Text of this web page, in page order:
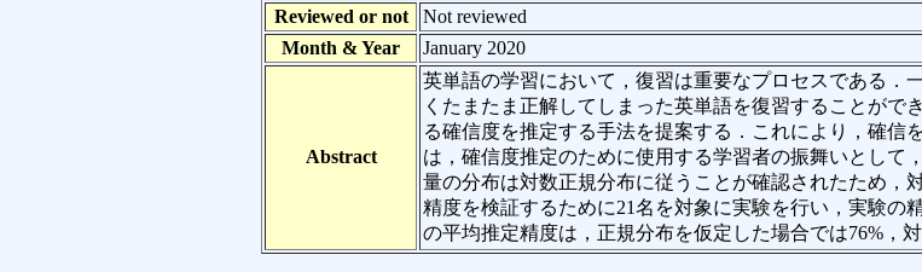
Reviewed or not
Not reviewed
Month & Year
January 2020
Abstract
英単語の学習において，復習は重要なプロセスである．
くたまたま正解してしまった英単語を復習することが
る確信度を推定する手法を提案する．これにより，確
は，確信度推定のために使用する学習者の振舞いとして
量の分布は対数正規分布に従うことが確認されたため，
精度を検証するために21名を対象に実験を行い，実験
の平均推定精度は，正規分布を仮定した場合では76%，